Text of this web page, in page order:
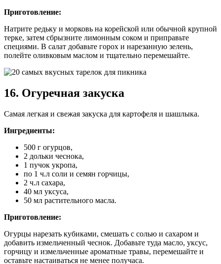
Приготовление:
Натрите редьку и морковь на корейской или обычной крупной
терке, затем сбрызните лимонным соком и приправьте
специями. В салат добавьте горох и нарезанную зелень,
полейте оливковым маслом и тщательно перемешайте.
16. Огуречная закуска
Самая легкая и свежая закуска для картофеля и шашлыка.
Ингредиенты:
500 г огурцов,
2 дольки чеснока,
1 пучок укропа,
по 1 ч.л соли и семян горчицы,
2 ч.л сахара,
40 мл уксуса,
50 мл растительного масла.
Приготовление:
Огурцы нарезать кубиками, смешать с солью и сахаром и
добавить измельченный чеснок. Добавьте туда масло, уксус,
горчицу и измельченные ароматные травы, перемешайте и
оставьте настаиваться не менее получаса.